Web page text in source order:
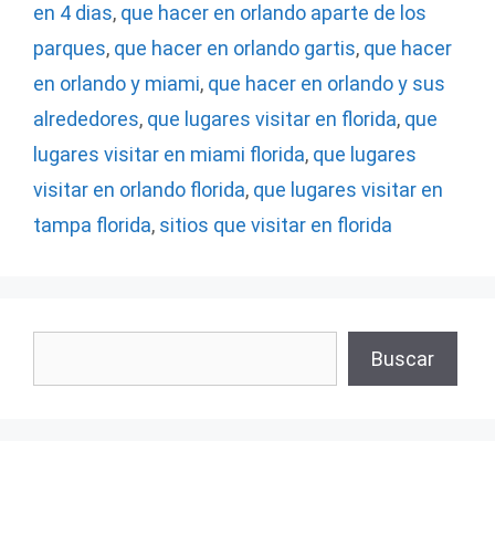
en 4 dias, que hacer en orlando aparte de los
parques, que hacer en orlando gartis, que hacer
en orlando y miami, que hacer en orlando y sus
alrededores, que lugares visitar en florida, que
lugares visitar en miami florida, que lugares
visitar en orlando florida, que lugares visitar en
tampa florida, sitios que visitar en florida
Buscar